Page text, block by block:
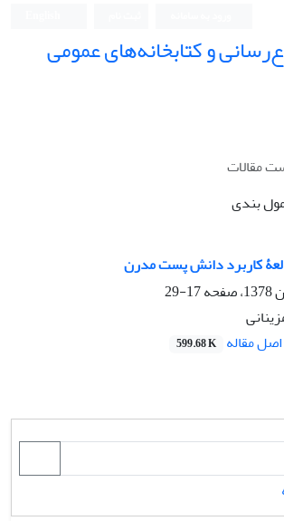
و کتابخانه‌های عمومی
مقالات
بندی
کاربرد دانش پست مدرن
17-29
اصل مقاله 599.68 K